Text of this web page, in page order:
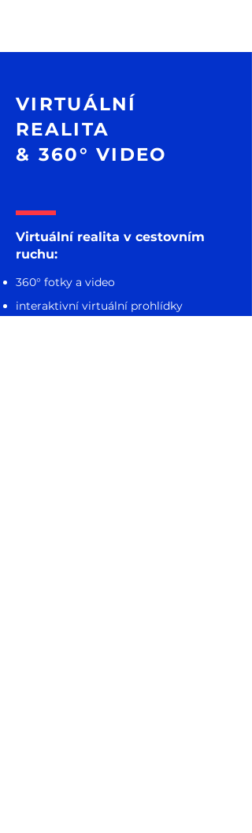
VIRTUÁLNÍ
REALITA
& 360° VIDEO
Virtuální realita v cestovním
ruchu:
360° fotky a video
interaktivní virtuální prohlídky